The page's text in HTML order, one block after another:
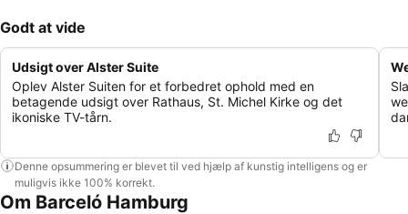
Godt at vide
Udsigt over Alster Suite
Oplev Alster Suiten for et forbedret ophold med en
betagende udsigt over Rathaus, St. Michel Kirke og det
ikoniske TV-tårn.
Denne opsummering er blevet til ved hjælp af kunstig intelligens og er
muligvis ikke 100% korrekt.
Om Barceló Hamburg